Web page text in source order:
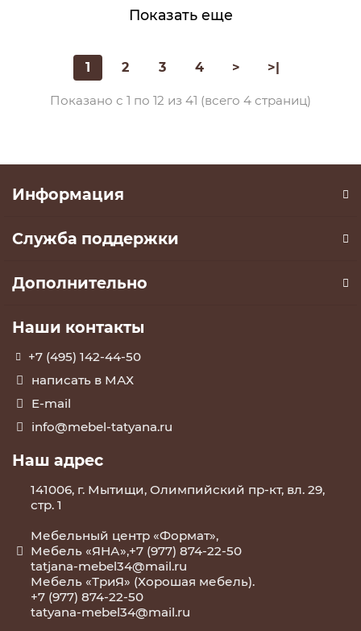
Показать еще
1 2 3 4 > >|
Показано с 1 по 12 из 41 (всего 4 страниц)
Информация
Служба поддержки
Дополнительно
Наши контакты
+7 (495) 142-44-50
написать в МАХ
E-mail
info@mebel-tatyana.ru
Наш адрес
141006, г. Мытищи, Олимпийский пр-кт, вл. 29,
стр. 1
Мебельный центр «Формат»,
Мебель «ЯНА»,+7 (977) 874-22-50
tatjana-mebel34@mail.ru
Мебель «ТриЯ» (Хорошая мебель).
+7 (977) 874-22-50
tatyana-mebel34@mail.ru